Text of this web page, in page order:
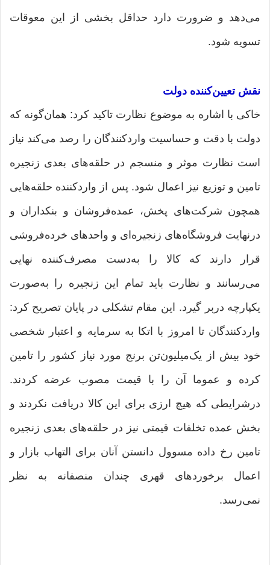
می‌دهد و ضرورت دارد حداقل بخشی از این معوقات
تسویه شود.
نقش تعیین‌کننده دولت
خاکی با اشاره به موضوع نظارت تاکید کرد: همان‌گونه که
دولت با دقت و حساسیت واردکنندگان را رصد می‌کند نیاز
است نظارت موثر و منسجم در حلقه‌های بعدی زنجیره
تامین و توزیع نیز اعمال شود. پس از واردکننده حلقه‌هایی
همچون شرکت‌های پخش، عمده‌فروشان و بنکداران و
درنهایت فروشگاه‌های زنجیره‌ای و واحدهای خرده‌فروشی
قرار دارند که کالا را به‌دست مصرف‌کننده نهایی
می‌رسانند و نظارت باید تمام این زنجیره را به‌‌صورت
یکپارچه دربر گیرد. این مقام تشکلی در پایان تصریح کرد:
واردکنندگان تا امروز با اتکا به سرمایه و اعتبار شخصی
خود بیش از یک‌میلیون‌تن برنج مورد نیاز کشور را تامین
کرده و عموما آن را با قیمت مصوب عرضه کردند.
درشرایطی که هیچ ارزی برای این کالا دریافت نکردند و
بخش عمده تخلفات قیمتی نیز در حلقه‌های بعدی زنجیره
تامین رخ داده مسوول دانستن آنان برای التهاب بازار و
اعمال برخوردهای قهری چندان منصفانه به نظر
نمی‌رسد.